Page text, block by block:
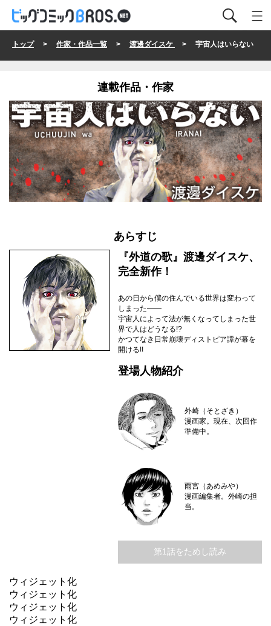
トップ> 作家・作品一覧 > 渡邊ダイスケ > 宇宙人はいらない
連載作品・作家
あらすじ
『外道の歌』渡邊ダイスケ、
完全新作！
あの日から僕の住んでいる世界は変わって
しまった――
宇宙人によって法が無くなってしまった世
界で人はどうなる!?
かつてなき日常崩壊ディストピア譚が幕を
開ける!!
登場人物紹介
外崎（そとざき）
漫画家。現在、次回作
準備中。
雨宮（あめみや）
漫画編集者。外崎の担
当。
第1話をためし読み
ウィジェット化
ウィジェット化
ウィジェット化
ウィジェット化